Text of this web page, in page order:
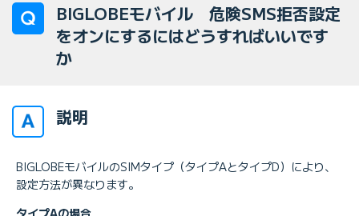
BIGLOBEモバイル 危険SMS拒否設定
をオンにするにはどうすればいいです
か
説明
BIGLOBEモバイルのSIMタイプ（タイプAとタイプD）により、
設定方法が異なります。
タイプAの場合